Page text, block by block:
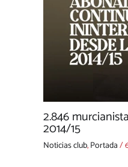
2.846
2014/15
Noticias club,Portada/